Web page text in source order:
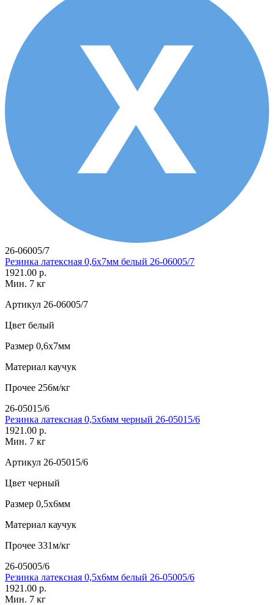
26-06005/7
Резинка латексная 0,6х7мм белый 26-06005/7
1921.00 р.
Мин. 7 кг
Артикул 26-06005/7
Цвет белый
Размер 0,6х7мм
Материал каучук
Прочее 256м/кг
26-05015/6
Резинка латексная 0,5х6мм черный 26-05015/6
1921.00 р.
Мин. 7 кг
Артикул 26-05015/6
Цвет черный
Размер 0,5х6мм
Материал каучук
Прочее 331м/кг
26-05005/6
Резинка латексная 0,5х6мм белый 26-05005/6
1921.00 р.
Мин. 7 кг